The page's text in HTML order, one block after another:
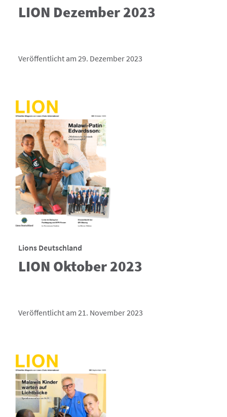
LION Dezember 2023
Veröffentlicht am 29. Dezember 2023
Lions Deutschland
LION Oktober 2023
Veröffentlicht am 21. November 2023